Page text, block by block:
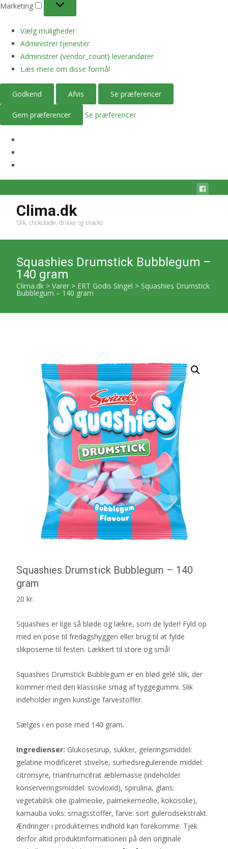
Marketing
Vælg muligheder
Administrer tjenester
Administrer {vendor_count} leverandører
Læs mere om disse formål
Godkend Afvis Se præferencer
Gem præferencer Se præferencer
Clima.dk
Slik, chokolade, drikke og snacks
Squashies Drumstick Bubblegum –
140 gram
Clima.dk > Varer > ERT Godis Singel > Squashies Drumstick
Bubblegum – 140 gram
Squashies Drumstick Bubblegum – 140
gram
20 kr.
Squashies er lige så bløde og lækre, som de lyder! Fyld op
med en pose til fredagshyggen eller brug til at fylde
slikposerne til festen. Lækkert til store og små!
Squashies Drumstick Bubblegum er en blød gelé slik, der
kommer med den klassiske smag af tyggegummi. Slik
indeholder ingen kunstige farvestoffer.
Sælges i en pose med 140 gram.
Ingredienser: Glukosesirup, sukker, geleringsmiddel:
gelatine modificeret stivelse, surhedsregulerende middel:
citronsyre, triantriumcitrat æblemasse (indeholder
konserveringsmiddel: svovloxid), spirulina, glans:
vegetabilsk olie (palmeolie, palmekerneolie, kokosolie),
kamauba voks: smagsstoffer, farve: sort gulerodsekstrakt.
Ændringer i produkternes indhold kan forekomme. Tjek
derfor altid produktinformationen på den originale